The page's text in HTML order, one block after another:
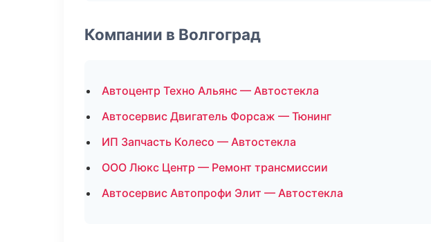
Компании в Волгоград
Автоцентр Техно Альянс — Автостекла
Автосервис Двигатель Форсаж — Тюнинг
ИП Запчасть Колесо — Автостекла
ООО Люкс Центр — Ремонт трансмиссии
Автосервис Автопрофи Элит — Автостекла